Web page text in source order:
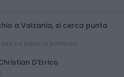
a Valzania, si cerca punta
sul piede di partenza...
D'Errico